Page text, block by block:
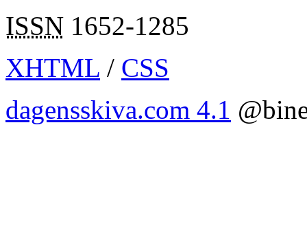
ISSN 1652-1285
XHTML / CSS
dagensskiva.com 4.1